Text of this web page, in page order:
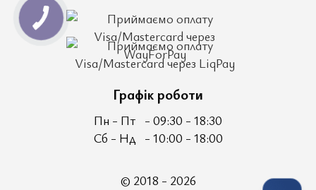
Графік роботи
Пн - Пт - 09:30 - 18:30
Сб - Нд - 10:00 - 18:00
© 2018 - 2026